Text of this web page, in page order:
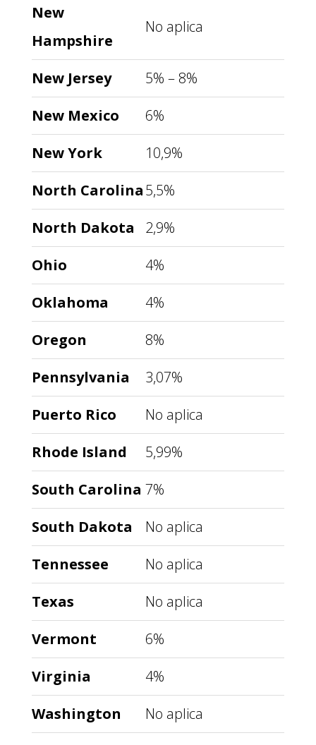
New
Hampshire
No aplica
New Jersey
5% – 8%
New Mexico
6%
New York
10,9%
North Carolina5,5%
North Dakota
2,9%
Ohio
4%
Oklahoma
4%
Oregon
8%
Pennsylvania
3,07%
Puerto Rico
No aplica
Rhode Island
5,99%
South Carolina 7%
South Dakota
No aplica
Tennessee
No aplica
Texas
No aplica
Vermont
6%
Virginia
4%
Washington
No aplica